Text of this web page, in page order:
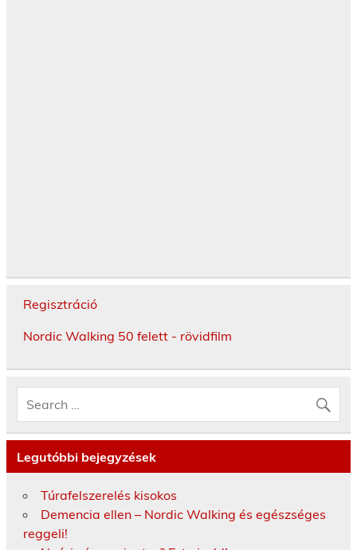
Regisztráció
Nordic Walking 50 felett - rövidfilm
Legutóbbi bejegyzések
Túrafelszerelés kisokos
Demencia ellen – Nordic Walking és egészséges
reggeli!